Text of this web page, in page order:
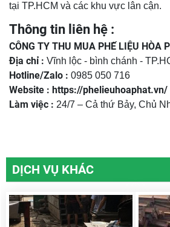
tại TP.HCM và các khu vực lân cận.
Thông tin liên hệ :
CÔNG TY THU MUA PHẾ LIỆU HÒA
Địa chỉ : Vĩnh lộc - bình chánh -
Hotline/Zalo : 0985 050 716
Website : https://phelieuhoaphat.vn/
Làm việc : 24/7 – Cả thứ Bảy, Chủ
DỊCH VỤ KHÁC